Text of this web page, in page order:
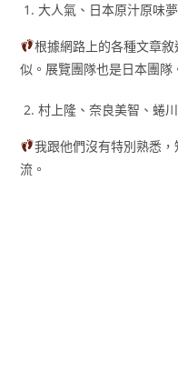
大人氣、日本原汁原味
根據網路上的各種文章
似。展覽團隊也是日本團隊
村上隆、奈良美智、蜷
我跟他們沒有特別熟悉
流。